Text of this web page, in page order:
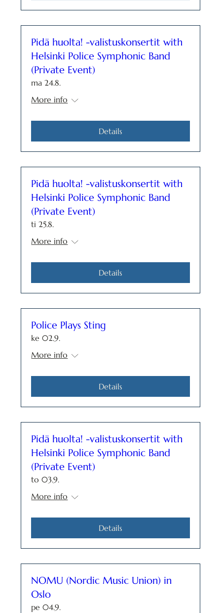
Pidä huolta! -valistuskonsertit with
Helsinki Police Symphonic Band
(Private Event)
ma 24.8.
More info
Details
Pidä huolta! -valistuskonsertit with
Helsinki Police Symphonic Band
(Private Event)
ti 25.8.
More info
Details
Police Plays Sting
ke 02.9.
More info
Details
Pidä huolta! -valistuskonsertit with
Helsinki Police Symphonic Band
(Private Event)
to 03.9.
More info
Details
NOMU (Nordic Music Union) in
Oslo
pe 04.9.